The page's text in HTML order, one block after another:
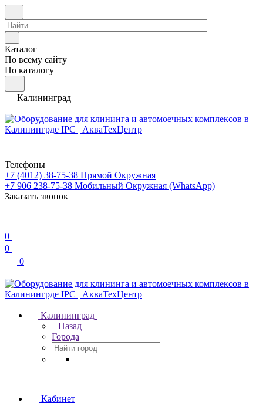
Каталог
По всему сайту
По каталогу
Калининград
Телефоны
+7 (4012) 38-75-38 Прямой Окружная
+7 906 238-75-38 Мобильный Окружная (WhatsApp)
Заказать звонок
0
0
0
Калининград
Назад
Города
Кабинет